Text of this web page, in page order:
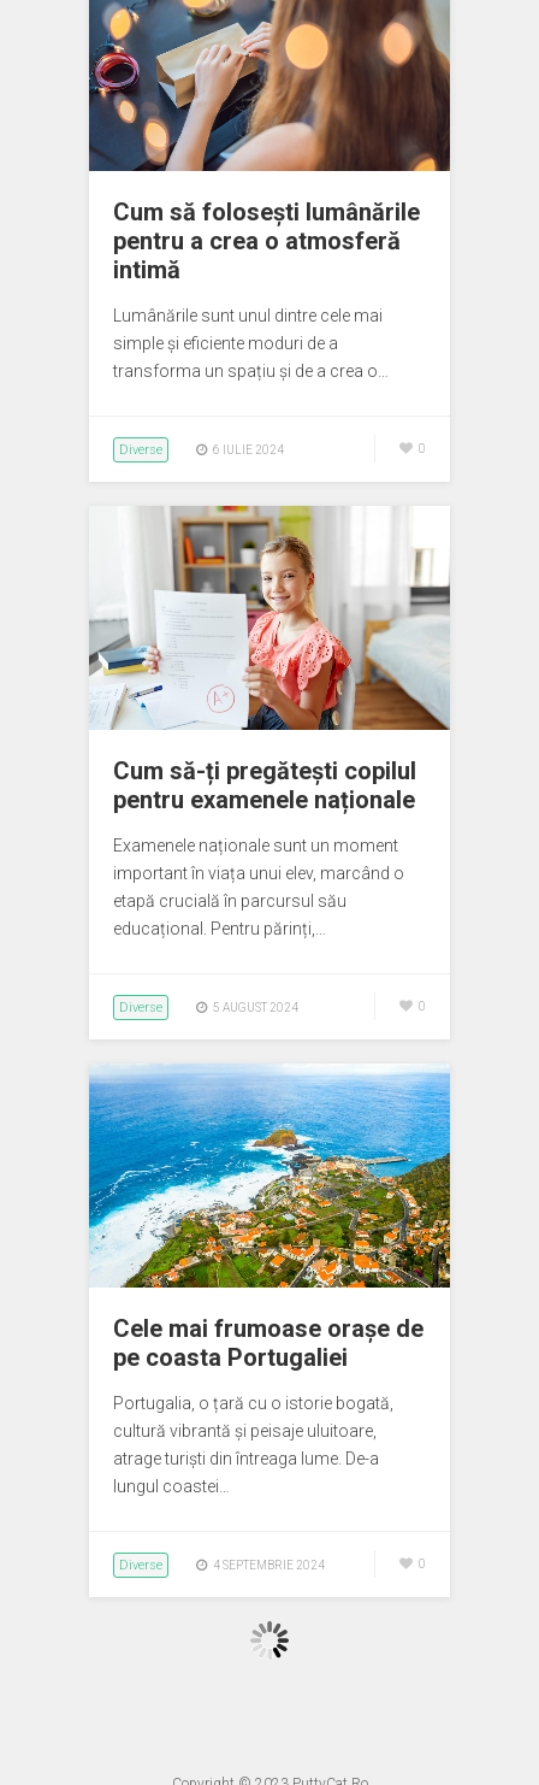
Cum să folosești lumânările
pentru a crea o atmosferă
intimă
Lumânările sunt unul dintre cele mai
simple și eficiente moduri de a
transforma un spațiu și de a crea o…
Diverse 6 IULIE 2024 0
Cum să-ți pregătești copilul
pentru examenele naționale
Examenele naționale sunt un moment
important în viața unui elev, marcând o
etapă crucială în parcursul său
educațional. Pentru părinți,…
Diverse 5 AUGUST 2024 0
Cele mai frumoase orașe de
pe coasta Portugaliei
Portugalia, o țară cu o istorie bogată,
cultură vibrantă și peisaje uluitoare,
atrage turiști din întreaga lume. De-a
lungul coastei…
Diverse 4 SEPTEMBRIE 2024 0